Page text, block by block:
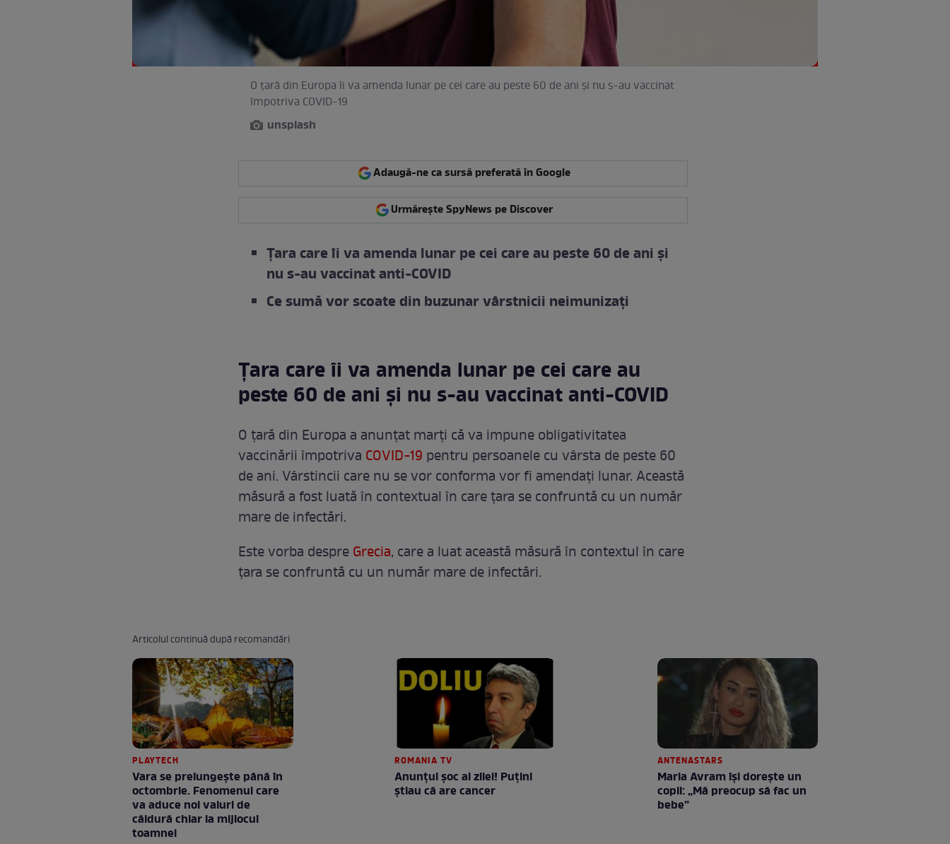
O țară din Europa îi va amenda lunar pe cei care au peste 60 de ani și nu s-au vaccinat
împotriva COVID-19
unsplash
Adaugă-ne ca sursă preferată în Google
Urmărește SpyNews pe Discover
Țara care îi va amenda lunar pe cei care au peste 60 de ani și
nu s-au vaccinat anti-COVID
Ce sumă vor scoate din buzunar vârstnicii neimunizați
Țara care îi va amenda lunar pe cei care au
peste 60 de ani și nu s-au vaccinat anti-COVID
O țară din Europa a anunțat marți că va impune obligativitatea
vaccinării împotriva COVID-19 pentru persoanele cu vârsta de peste 60
de ani. Vârstincii care nu se vor conforma vor fi amendați lunar. Această
măsură a fost luată în contextual în care țara se confruntă cu un număr
mare de infectări.
Este vorba despreGrecia, care a luat această măsură în contextul în care
țara se confruntă cu un număr mare de infectări.
Articolul continuă după recomandări
PLAYTECH
Vara se prelungeşte până în
octombrie. Fenomenul care
va aduce noi valuri de
căldură chiar la mijlocul
toamnei
ROMANIA TV
Anunţul şoc al zilei! Puţini
ştiau că are cancer
ANTENASTARS
Maria Avram își dorește un
copil: „Mă preocup să fac un
bebe”